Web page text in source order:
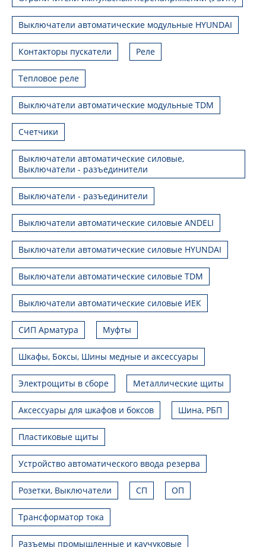
Выключатели автоматические модульные HYUNDAI
Контакторы пускатели Реле
Тепловое реле
Выключатели автоматические модульные TDM
Счетчики
Выключатели автоматические силовые,
Выключатели - разъединители
Выключатели - разъединители
Выключатели автоматические силовые ANDELI
Выключатели автоматические силовые HYUNDAI
Выключатели автоматические силовые TDM
Выключатели автоматические силовые ИЕК
СИП Арматура Муфты
Шкафы, Боксы, Шины медные и аксессуары
Электрощиты в сборе Металлические щиты
Аксессуары для шкафов и боксов Шина, РБП
Пластиковые щиты
Устройство автоматического ввода резерва
Розетки, Выключатели СП ОП
Трансформатор тока
Разъемы промышленные и каучуковые